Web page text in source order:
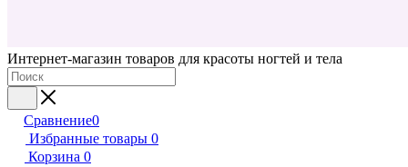
Интернет-магазин товаров для красоты ногтей и тела
Сравнение0
Избранные товары 0
Корзина 0